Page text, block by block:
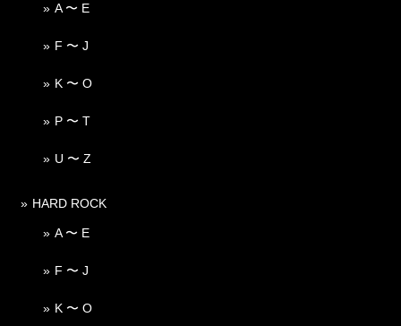
A 〜 E
F 〜 J
K 〜 O
P 〜 T
U 〜 Z
HARD ROCK
A 〜 E
F 〜 J
K 〜 O